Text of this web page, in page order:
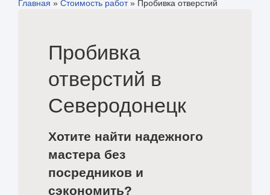
Главная » Стоимость работ» Пробивка отверстий
Пробивка
отверстий в
Северодонецк
Хотите найти надежного
мастера без
посредников и
сэкономить?